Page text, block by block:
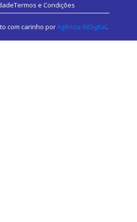
Termos e Condições
com carinho porAgência WDigital.